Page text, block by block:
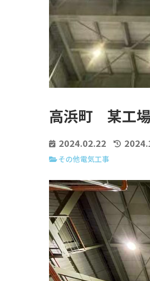
高浜町 某工
2024.02.22
その他電気工事